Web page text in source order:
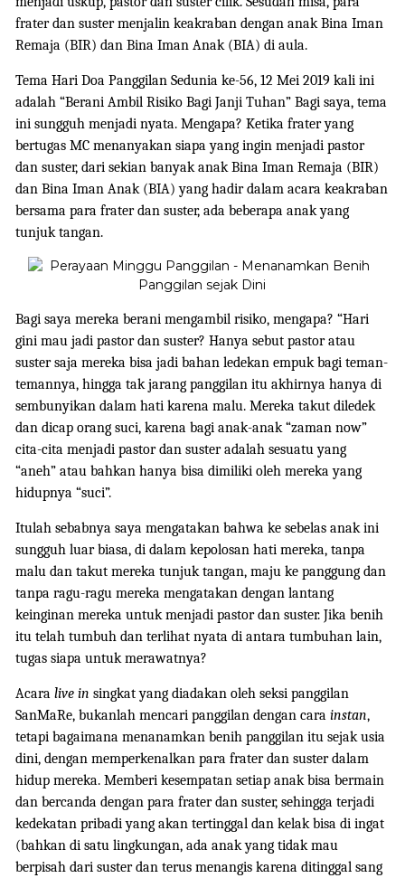
frater dan suster menjalin keakraban dengan anak Bina Iman
Remaja (BIR) dan Bina Iman Anak (BIA) di aula.
Tema Hari Doa Panggilan Sedunia ke-56, 12 Mei 2019 kali ini
adalah “Berani Ambil Risiko Bagi Janji Tuhan” Bagi saya, tema
ini sungguh menjadi nyata. Mengapa? Ketika frater yang
bertugas MC menanyakan siapa yang ingin menjadi pastor
dan suster, dari sekian banyak anak Bina Iman Remaja (BIR)
dan Bina Iman Anak (BIA) yang hadir dalam acara keakraban
bersama para frater dan suster, ada beberapa anak yang
tunjuk tangan.
Bagi saya mereka berani mengambil risiko, mengapa? “Hari
gini mau jadi pastor dan suster? Hanya sebut pastor atau
suster saja mereka bisa jadi bahan ledekan empuk bagi teman-
temannya, hingga tak jarang panggilan itu akhirnya hanya di
sembunyikan dalam hati karena malu. Mereka takut diledek
dan dicap orang suci, karena bagi anak-anak “zaman now”
cita-cita menjadi pastor dan suster adalah sesuatu yang
“aneh” atau bahkan hanya bisa dimiliki oleh mereka yang
hidupnya “suci”.
Itulah sebabnya saya mengatakan bahwa ke sebelas anak ini
sungguh luar biasa, di dalam kepolosan hati mereka, tanpa
malu dan takut mereka tunjuk tangan, maju ke panggung dan
tanpa ragu-ragu mereka mengatakan dengan lantang
keinginan mereka untuk menjadi pastor dan suster. Jika benih
itu telah tumbuh dan terlihat nyata di antara tumbuhan lain,
tugas siapa untuk merawatnya?
Acaralive in singkat yang diadakan oleh seksi panggilan
SanMaRe, bukanlah mencari panggilan dengan carainstan,
tetapi bagaimana menanamkan benih panggilan itu sejak usia
dini, dengan memperkenalkan para frater dan suster dalam
hidup mereka. Memberi kesempatan setiap anak bisa bermain
dan bercanda dengan para frater dan suster, sehingga terjadi
kedekatan pribadi yang akan tertinggal dan kelak bisa di ingat
(bahkan di satu lingkungan, ada anak yang tidak mau
berpisah dari suster dan terus menangis karena ditinggal sang